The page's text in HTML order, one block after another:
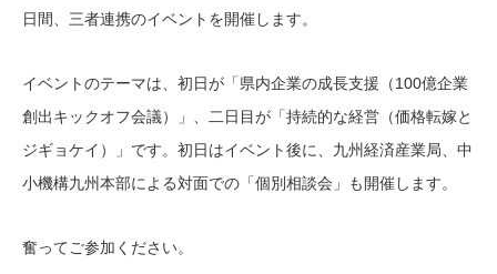
日間、三者連携のイベントを開催します。
イベントのテーマは、初日が「県内企業の成長支援（100億企業
創出キックオフ会議）」、二日目が「持続的な経営（価格転嫁と
ジギョケイ）」です。初日はイベント後に、九州経済産業局、中
小機構九州本部による対面での「個別相談会」も開催します。
奮ってご参加ください。